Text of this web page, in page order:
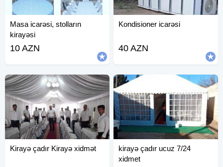
Masa icarəsi, stolların
kirayəsi
10 AZN
Kondisioner icarəsi
40 AZN
Kirayə çadır Kirayə xidmət
kirayə çadır ucuz 7/24
xidmet